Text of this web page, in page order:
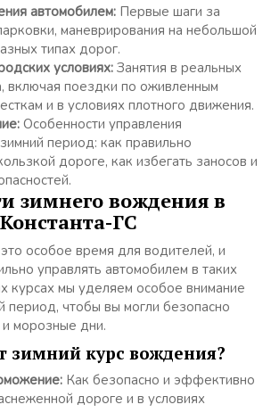
автомобилем: Первые шаги за
маневрирования на небольшой
типах дорог.
условиях: Занятия в реальных
включая поездки по оживленным
и в условиях плотного движения.
Особенности управления
период: как правильно
дороге, как избегать заносов и
зимнего вождения в
ГС
особое время для водителей, и
управлять автомобилем в таких
курсах мы уделяем особое внимание
период, чтобы вы могли безопасно
морозные дни.
зимний курс вождения?
Как безопасно и эффективно
дороге и в условиях